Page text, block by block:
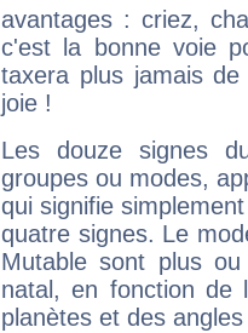
avantages : criez,
c'est la bonne voie
taxera plus jamais
joie !
Les douze signes
groupes ou modes,
qui signifie
quatre signes. Le
Mutable sont plus
natal, en fonction de
planètes et des